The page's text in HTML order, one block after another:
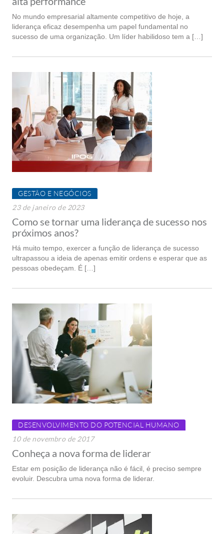
No mundo empresarial altamente competitivo de hoje, a
liderança eficaz desempenha um papel fundamental no
sucesso de uma organização. Um líder habilidoso tem a […]
GESTÃO E NEGÓCIOS
23 de janeiro de 2023
Como se tornar uma liderança de sucesso nos
próximos anos?
Há muito tempo, exercer a função de liderança de sucesso
ultrapassou a ideia de apenas emitir ordens e esperar que as
pessoas obedeçam. É […]
DESENVOLVIMENTO DO POTENCIAL HUMANO
10 de novembro de 2017
Conheça a nova forma de liderar
Estar em posição de liderança não é fácil, é preciso sempre
evoluir. Descubra uma nova forma de liderar.